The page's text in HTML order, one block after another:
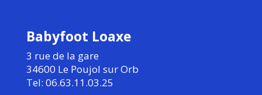
Babyfoot Loaxe
3 rue de la gare
34600 Le Poujol sur Orb
Tel: 06.63.11.03.25